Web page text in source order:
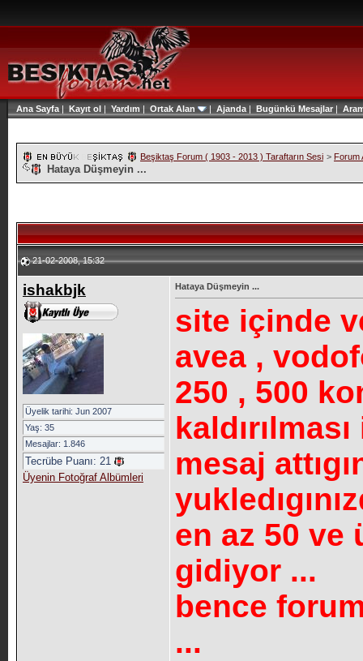
Ana Sayfa | Kayıt ol | Yardım | Ortak Alan | Ajanda | Bugünkü Mesajlar|
Beşiktaş Forum ( 1903 - 2013 ) Taraftarın Sesi > Forum
Hataya Düşmeyin ...
21-02-2008, 15:32
ishakbjk
Üyelik tarihi: Jun 2007
Yaş: 35
Mesajlar: 1.846
Tecrübe Puanı: 21
Üyenin Fotoğraf Albümleri
Hataya Düşmeyin ...
site içinde
avea ,
250 , 500
mesaj
en az 50
gidiyor ...
bence
...